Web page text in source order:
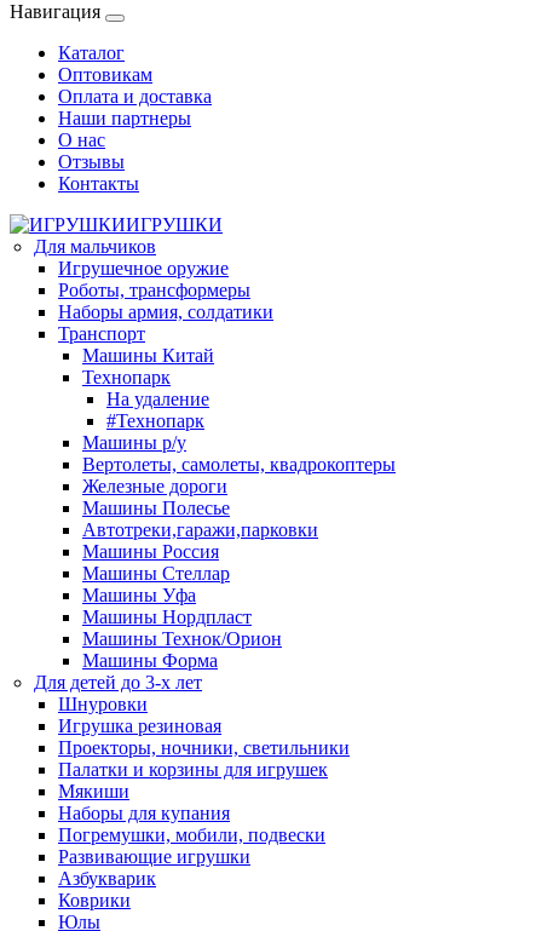
Навигация
Каталог
Оптовикам
Оплата и доставка
Наши партнеры
О нас
Отзывы
Контакты
ИГРУШКИ
Для мальчиков
Игрушечное оружие
Роботы, трансформеры
Наборы армия, солдатики
Транспорт
Машины Китай
Технопарк
На удаление
#Технопарк
Машины р/у
Вертолеты, самолеты, квадрокоптеры
Железные дороги
Машины Полесье
Автотреки,гаражи,парковки
Машины Россия
Машины Стеллар
Машины Уфа
Машины Нордпласт
Машины Технок/Орион
Машины Форма
Для детей до 3-х лет
Шнуровки
Игрушка резиновая
Проекторы, ночники, светильники
Палатки и корзины для игрушек
Мякиши
Наборы для купания
Погремушки, мобили, подвески
Развивающие игрушки
Азбукварик
Коврики
Юлы